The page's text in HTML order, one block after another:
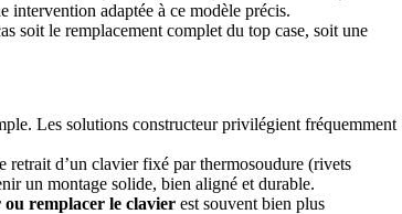
intervention adaptée à ce modèle précis.
soit le remplacement complet du top case, soit une
Les solutions constructeur privilégient fréquemment
retrait d’un clavier fixé par thermosoudure (rivets
un montage solide, bien aligné et durable.
remplacer le clavier est souvent bien plus